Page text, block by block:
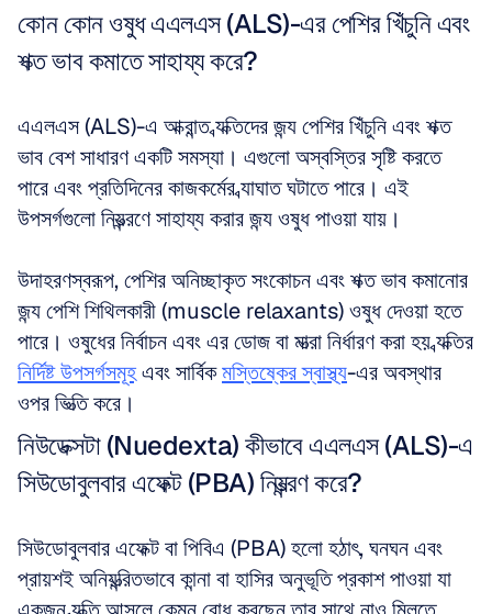
কোন কোন ওষুধ এএলএস (ALS)-এর পেশির খিঁচুনি এবং
শক্ত ভাব কমাতে সাহায্য করে?
এএলএস (ALS)-এ আক্রান্ত ব্যক্তিদের জন্য পেশির খিঁচুনি এবং শক্ত
ভাব বেশ সাধারণ একটি সমস্যা। এগুলো অস্বস্তির সৃষ্টি করতে
পারে এবং প্রতিদিনের কাজকর্মের ব্যাঘাত ঘটাতে পারে। এই
উপসর্গগুলো নিয়ন্ত্রণে সাহায্য করার জন্য ওষুধ পাওয়া যায়।
উদাহরণস্বরূপ, পেশির অনিচ্ছাকৃত সংকোচন এবং শক্ত ভাব কমানোর
জন্য পেশি শিথিলকারী (muscle relaxants) ওষুধ দেওয়া হতে
নির্দিষ্ট উপসর্গসমূহ এবং সার্বিক মস্তিষ্কের স্বাস্থ্য-এর অবস্থার
ওপর ভিত্তি করে।
নিউডেক্সটা (Nuedexta) কীভাবে এএলএস (ALS)-এ
সিউডোবুলবার এফেক্ট (PBA) নিয়ন্ত্রণ করে?
সিউডোবুলবার এফেক্ট বা পিবিএ (PBA) হলো হঠাৎ, ঘনঘন এবং
প্রায়শই অনিয়ন্ত্রিতভাবে কান্না বা হাসির অনুভূতি প্রকাশ পাওয়া যা